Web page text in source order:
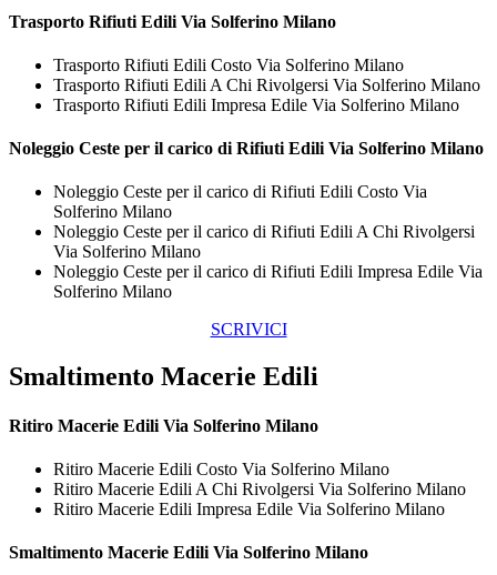
Trasporto Rifiuti Edili Via Solferino Milano
Trasporto Rifiuti Edili Costo Via Solferino Milano
Trasporto Rifiuti Edili A Chi Rivolgersi Via Solferino Milano
Trasporto Rifiuti Edili Impresa Edile Via Solferino Milano
Noleggio Ceste per il carico di Rifiuti Edili Via Solferino Milano
Noleggio Ceste per il carico di Rifiuti Edili Costo Via
Solferino Milano
Noleggio Ceste per il carico di Rifiuti Edili A Chi Rivolgersi
Via Solferino Milano
Noleggio Ceste per il carico di Rifiuti Edili Impresa Edile Via
Solferino Milano
SCRIVICI
Smaltimento Macerie Edili
Ritiro Macerie Edili Via Solferino Milano
Ritiro Macerie Edili Costo Via Solferino Milano
Ritiro Macerie Edili A Chi Rivolgersi Via Solferino Milano
Ritiro Macerie Edili Impresa Edile Via Solferino Milano
Smaltimento Macerie Edili Via Solferino Milano